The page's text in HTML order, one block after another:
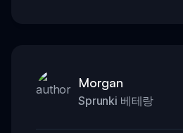
Morgan
Sprunki 베테랑